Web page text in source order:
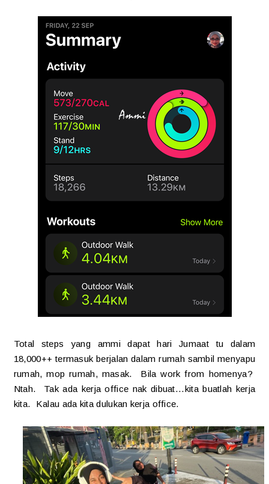
Total steps yang ammi dapat hari Jumaat tu dalam
18,000++ termasuk berjalan dalam rumah sambil menyapu
rumah, mop rumah, masak. Bila work from homenya?
Ntah. Tak ada kerja office nak dibuat...kita buatlah kerja
kita. Kalau ada kita dulukan kerja office.